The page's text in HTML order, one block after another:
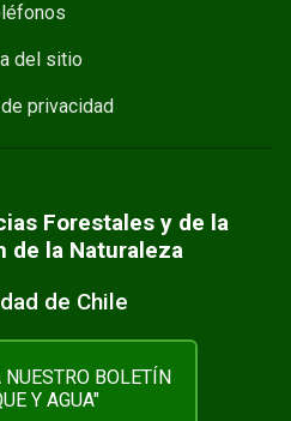
del sitio
privacidad
Forestales y de la
de la Naturaleza
de Chile
NUESTRO BOLETÍN
Y AGUA"